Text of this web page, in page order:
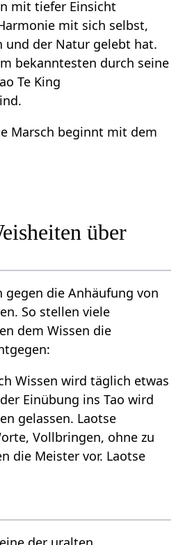
mit tiefer Einsicht
mit sich selbst,
und der Natur gelebt hat.
bekanntesten durch seine
Te King
Marsch beginnt mit dem
über
gegen die Anhäufung von
So stellen viele
dem Wissen die
Wissen wird täglich etwas
Einübung ins Tao wird
gelassen. Laotse
Vollbringen, ohne zu
die Meister vor. Laotse